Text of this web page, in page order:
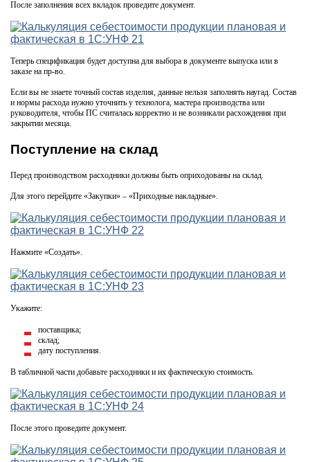
После заполнения всех вкладок проведите документ.
Теперь спецификация будет доступна для выбора в документе выпуска или в
заказе на пр-во.
Если вы не знаете точный состав изделия, данные нельзя заполнять наугад. Состав
и нормы расхода нужно уточнить у технолога, мастера производства или
руководителя, чтобы ПС считалась корректно и не возникали расхождения при
закрытии месяца.
Поступление на склад
Перед производством расходники должны быть оприходованы на склад.
Для этого перейдите «Закупки» – «Приходные накладные».
Нажмите «Создать».
Укажите:
поставщика;
склад;
дату поступления.
В табличной части добавьте расходники и их фактическую стоимость.
После этого проведите документ.